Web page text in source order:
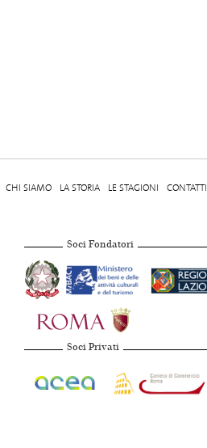
CHI SIAMO LA STORIA LE STAGIONI CONTATTI
Soci Fondatori
Soci Privati